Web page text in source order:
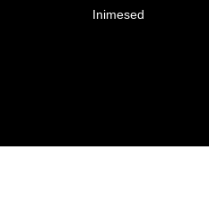
Inimesed